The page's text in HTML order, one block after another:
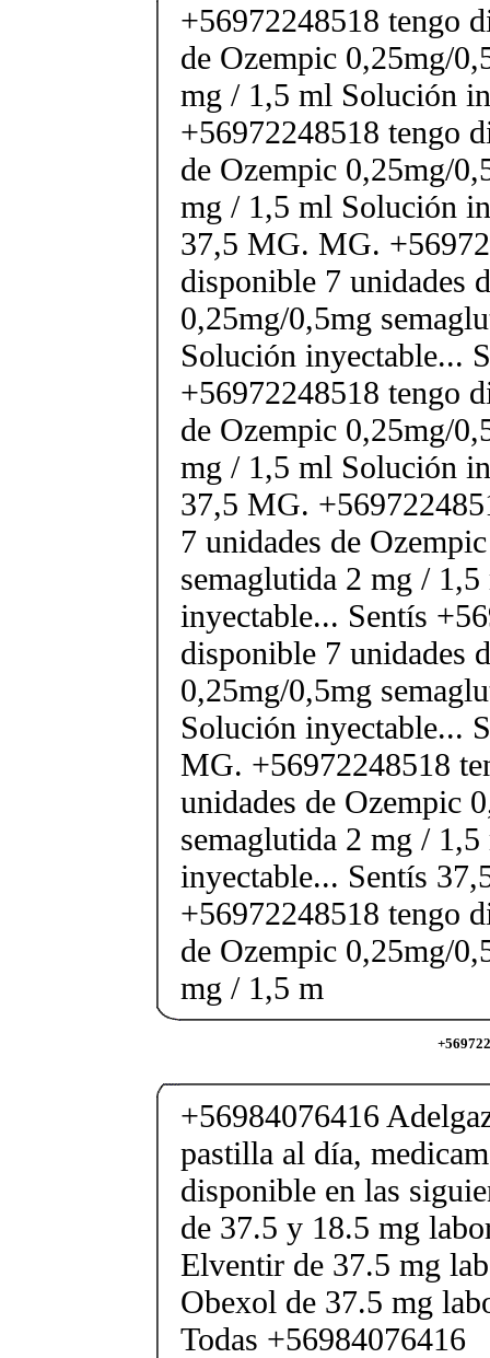
+56972248518 tengo
de Ozempic 0,25mg/
mg / 1,5 ml Solución
+56972248518 tengo
de Ozempic 0,25mg/
mg / 1,5 ml Solución
37,5 MG. MG.
disponible 7 unidades
0,25mg/0,5mg
Solución inyectable...
+56972248518 tengo
de Ozempic 0,25mg/
mg / 1,5 ml Solución
37,5 MG.
7 unidades de
semaglutida 2 mg /
inyectable... Sentís
disponible 7 unidades
0,25mg/0,5mg
Solución inyectable...
MG. +56972248518
unidades de Ozempic
semaglutida 2 mg /
inyectable... Sentís
+56972248518 tengo
de Ozempic 0,25mg/
mg / 1,5 m
+56984076416
pastilla al día,
disponible en las
de 37.5 y 18.5 mg
Elventir de 37.5 mg
Obexol de 37.5 mg
Todas +56984076416